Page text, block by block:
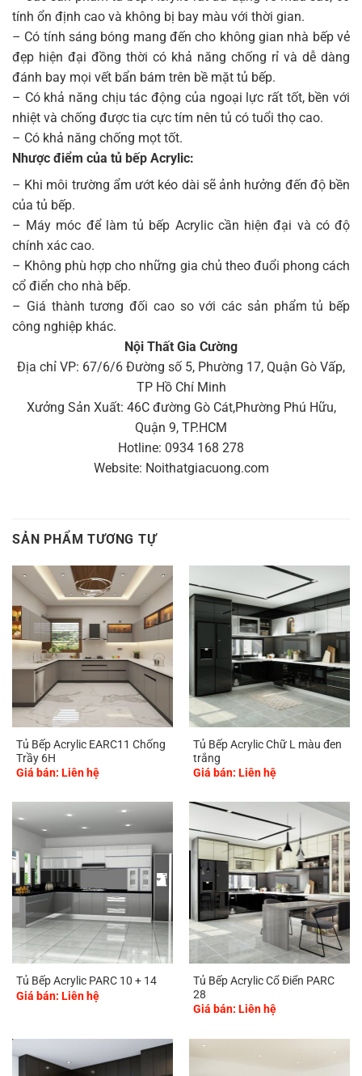
tính ổn định cao và không bị bay màu với thời gian.
– Có tính sáng bóng mang đến cho không gian nhà bếp vẻ
đẹp hiện đại đồng thời có khả năng chống rỉ và dễ dàng
đánh bay mọi vết bẩn bám trên bề mặt tủ bếp.
– Có khả năng chịu tác động của ngoại lực rất tốt, bền với
nhiệt và chống được tia cực tím nên tủ có tuổi thọ cao.
– Có khả năng chống mọt tốt.
Nhược điểm của tủ bếp Acrylic:
– Khi môi trường ẩm ướt kéo dài sẽ ảnh hưởng đến độ bền
của tủ bếp.
– Máy móc để làm tủ bếp Acrylic cần hiện đại và có độ
chính xác cao.
– Không phù hợp cho những gia chủ theo đuổi phong cách
cổ điển cho nhà bếp.
– Giá thành tương đối cao so với các sản phẩm tủ bếp
công nghiệp khác.
Nội Thất Gia Cường
Địa chỉ VP: 67/6/6 Đường số 5, Phường 17, Quận Gò Vấp,
TP Hồ Chí Minh
Xưởng Sản Xuất: 46C đường Gò Cát,Phường Phú Hữu,
Quận 9, TP.HCM
Hotline: 0934 168 278
Website: Noithatgiacuong.com
SẢN PHẨM TƯƠNG TỰ
Tủ Bếp Acrylic EARC11 Chống
Trầy 6H
Giá bán: Liên hệ
Tủ Bếp Acrylic Chữ L màu đen
trắng
Giá bán: Liên hệ
Tủ Bếp Acrylic PARC 10 + 14
Giá bán: Liên hệ
Tủ Bếp Acrylic Cổ Điển PARC
28
Giá bán: Liên hệ